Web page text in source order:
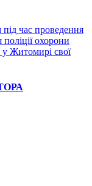
час проведення
охорони
у Житомирі свої